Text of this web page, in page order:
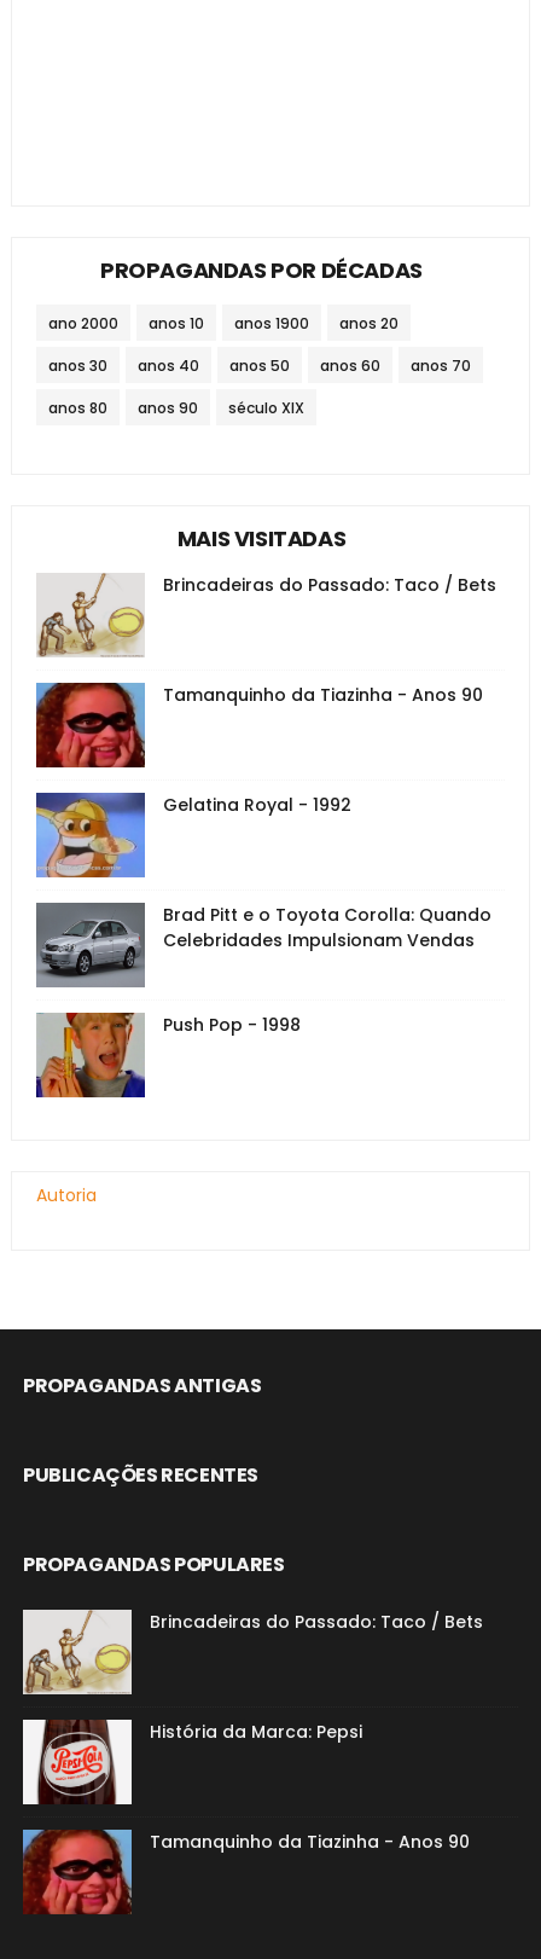
PROPAGANDAS POR DÉCADAS
ano 2000 anos 10 anos 1900 anos 20
anos 30 anos 40 anos 50 anos 60 anos 70
anos 80 anos 90 século XIX
MAIS VISITADAS
Brincadeiras do Passado: Taco / Bets
Tamanquinho da Tiazinha - Anos 90
Gelatina Royal - 1992
Brad Pitt e o Toyota Corolla: Quando
Celebridades Impulsionam Vendas
Push Pop - 1998
Autoria
PROPAGANDAS ANTIGAS
PUBLICAÇÕES RECENTES
PROPAGANDAS POPULARES
Brincadeiras do Passado: Taco / Bets
História da Marca: Pepsi
Tamanquinho da Tiazinha - Anos 90